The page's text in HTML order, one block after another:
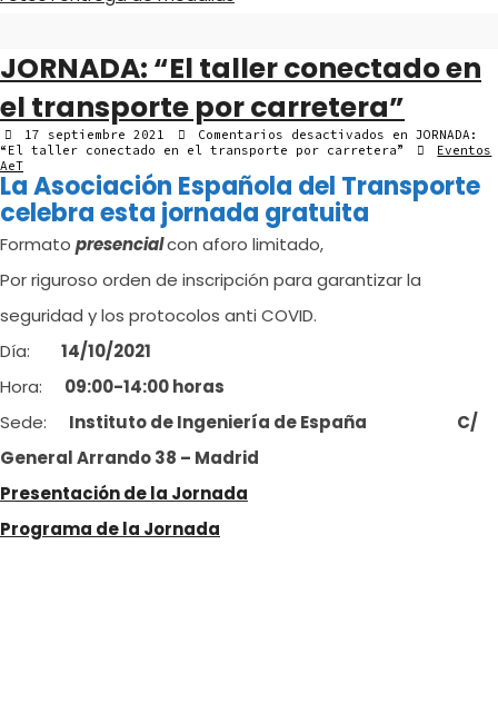
JORNADA: “El taller conectado en
el transporte por carretera”
17 septiembre 2021 Comentarios desactivados en JORNADA:
“El taller conectado en el transporte por carretera”
Eventos
AeT
La Asociación Española del Transporte
celebra esta jornada gratuita
Formato presencialcon aforo limitado,
Por riguroso orden de inscripción para garantizar la
seguridad y los protocolos anti COVID.
Día: 14/10/2021
Hora: 09:00-14:00 horas
Sede: Instituto de Ingeniería de España C/
GeneralArrando38 – Madrid
Presentación de la Jornada
Programa de la Jornada